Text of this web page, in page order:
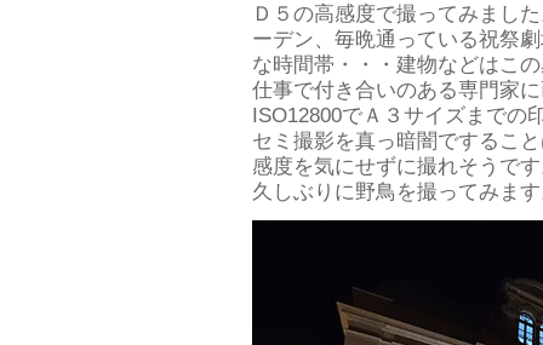
Ｄ５の高感度で撮ってみまし
ーデン、毎晩通っている祝祭
な時間帯・・・建物などはこ
仕事で付き合いのある専門家
ISO12800でＡ３サイズまでの
セミ撮影を真っ暗闇でするこ
感度を気にせずに撮れそうで
久しぶりに野鳥を撮ってみま